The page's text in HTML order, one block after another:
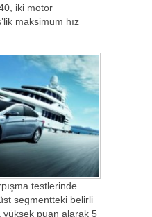
iki motor
maksimum hız
testlerinde
segmentteki belirli
puan alarak 5